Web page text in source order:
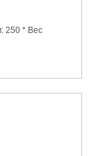
250 * Вес